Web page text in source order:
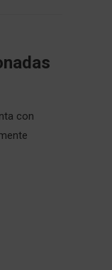
con